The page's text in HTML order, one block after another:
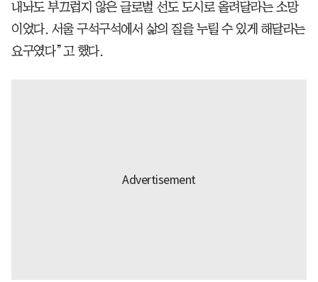
내놔도 부끄럽지 않은 글로벌 선도 도시로 올려달라는 소망
이었다. 서울 구석구석에서 삶의 질을 누릴 수 있게 해달라는
요구였다”고 했다.